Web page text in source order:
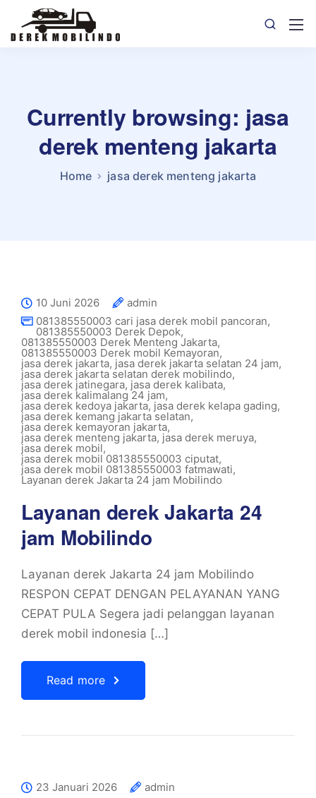
Currently browsing: jasa
derek menteng jakarta
Home jasa derek menteng jakarta
10 Juni 2026
admin
081385550003 cari jasa derek mobil pancoran,
081385550003 Derek Depok,
081385550003 Derek Menteng Jakarta,
081385550003 Derek mobil Kemayoran,
jasa derek jakarta, jasa derek jakarta selatan 24 jam,
jasa derek jakarta selatan derek mobilindo,
jasa derek jatinegara, jasa derek kalibata,
jasa derek kalimalang 24 jam,
jasa derek kedoya jakarta, jasa derek kelapa gading,
jasa derek kemang jakarta selatan,
jasa derek kemayoran jakarta,
jasa derek menteng jakarta, jasa derek meruya,
jasa derek mobil,
jasa derek mobil 081385550003 ciputat,
jasa derek mobil 081385550003 fatmawati,
Layanan derek Jakarta 24 jam Mobilindo
Layanan derek Jakarta 24
jam Mobilindo
Layanan derek Jakarta 24 jam Mobilindo
RESPON CEPAT DENGAN PELAYANAN YANG
CEPAT PULA Segera jadi pelanggan layanan
derek mobil indonesia […]
Read more
23 Januari 2026
admin